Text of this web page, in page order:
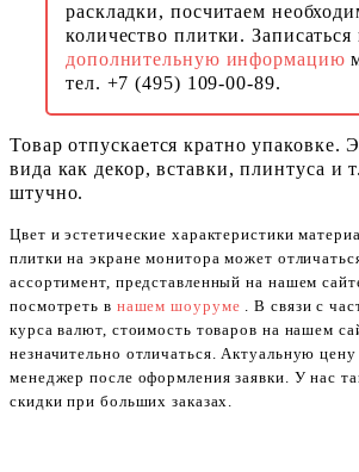
раскладки, посчитаем
количество плитки.
дополнительную информацию
тел. +7 (495) 109-00-89.
Товар отпускается кратно упаковке.
вида как декор, вставки, плинтуса и
штучно.
Цвет и эстетические характеристики
плитки на экране монитора может
ассортимент, представленный на нашем
посмотреть в нашем шоуруме . В связи с
курса валют, стоимость товаров на нашем
незначительно отличаться. Актуальную
менеджер после оформления заявки. У нас
скидки при больших заказах.